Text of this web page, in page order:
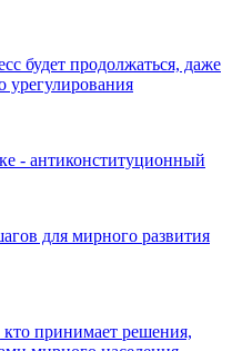
будет продолжаться, даже
урегулирования
- антиконституционный
для мирного развития
принимает решения,